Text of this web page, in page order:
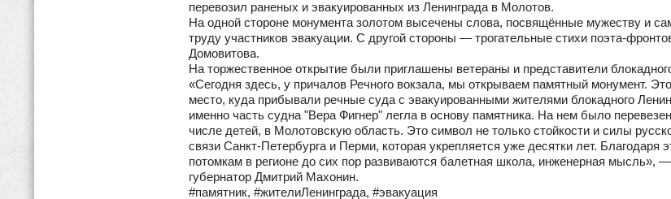
перевозил раненых и эвакуированных из Ленинграда в Молотов.
На одной стороне монумента золотом высечены слова, посвящённые мужеству и
труду участников эвакуации. С другой стороны — трогательные стихи поэта-
Домовитова.
На торжественное открытие были приглашены ветераны и представители
«Сегодня здесь, у причалов Речного вокзала, мы открываем памятный монумент.
место, куда прибывали речные суда с эвакуированными жителями блокадного
именно часть судна "Вера Фигнер" легла в основу памятника. На нем было
числе детей, в Молотовскую область. Это символ не только стойкости и силы
связи Санкт-Петербурга и Перми, которая укрепляется уже десятки лет. Благодаря
потомкам в регионе до сих пор развиваются балетная школа, инженерная мысль»,
губернатор Дмитрий Махонин.
#памятник, #жителиЛенинграда, #эвакуация